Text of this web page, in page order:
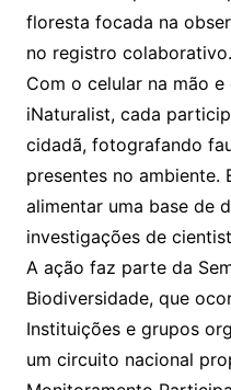
floresta focada na
no registro colaborativo.
Com o celular na mão
iNaturalist, cada
cidadã, fotografando
presentes no ambiente.
alimentar uma base de
investigações de
A ação faz parte da
Biodiversidade, que
Instituições e grupos
um circuito nacional